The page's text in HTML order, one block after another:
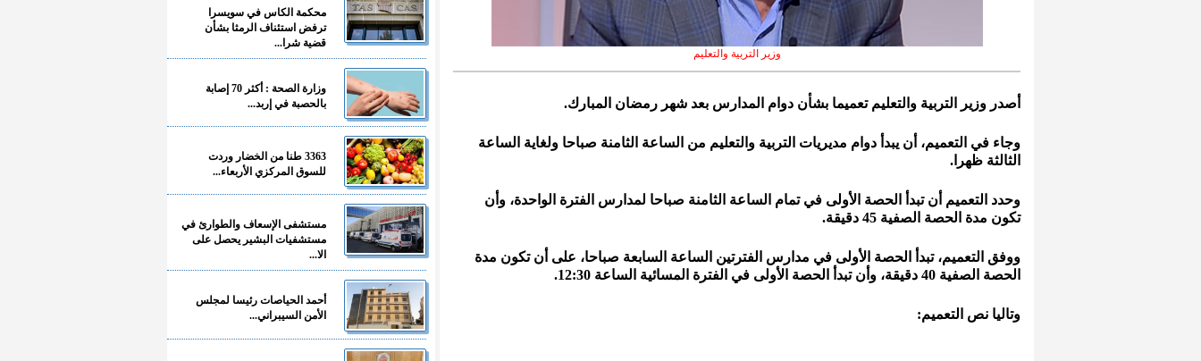
وزير التربية والتعليم
أصدر وزير التربية والتعليم تعميما بشأن دوام المدارس بعد شهر رمضان المبارك.
وجاء في التعميم، أن يبدأ دوام مديريات التربية والتعليم من الساعة الثامنة صباحا ولغاية الساعة
الثالثة ظهرا.
وحدد التعميم أن تبدأ الحصة الأولى في تمام الساعة الثامنة صباحا لمدارس الفترة الواحدة، وأن
تكون مدة الحصة الصفية 45 دقيقة.
ووفق التعميم، تبدأ الحصة الأولى في مدارس الفترتين الساعة السابعة صباحا، على أن تكون مدة
الحصة الصفية 40 دقيقة، وأن تبدأ الحصة الأولى في الفترة المسائية الساعة 12:30.
وتاليا نص التعميم:
محكمة الكاس في سويسرا
ترفض استئناف الرمثا بشأن
قضية شرا...
وزارة الصحة : أكثر 70 إصابة
بالحصبة في إربد...
3363 طنا من الخضار وردت
للسوق المركزي الأربعاء...
مستشفى الإسعاف والطوارئ في
مستشفيات البشير يحصل على
الا...
أحمد الحياصات رئيسا لمجلس
الأمن السيبراني...